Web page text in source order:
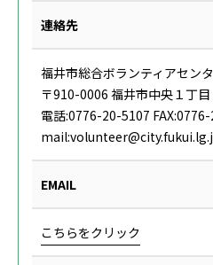
連絡先
福井市総合ボランティアセン
〒910-0006 福井市中央１丁
電話:0776-20-5107
EMAIL
こちらをクリック